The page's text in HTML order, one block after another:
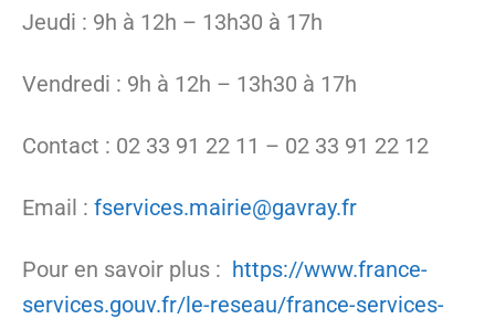
Jeudi : 9h à 12h – 13h30 à 17h
Vendredi : 9h à 12h – 13h30 à 17h
Contact : 02 33 91 22 11 – 02 33 91 22 12
Email : fservices.mairie@gavray.fr
Pour en savoir plus : https://www.france-
services.gouv.fr/le-reseau/france-services-